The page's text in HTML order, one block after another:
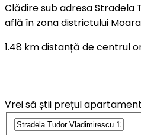
Clădire sub adresa Stradela
află în zona districtului
1.48 km distanță de centrul
Vrei să știi prețul